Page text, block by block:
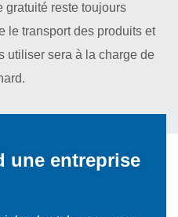
gratuité reste toujours
le transport des produits et
utiliser sera à la charge de
une entreprise